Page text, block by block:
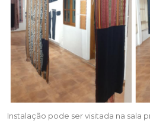
Instalação pode ser visitada na sala